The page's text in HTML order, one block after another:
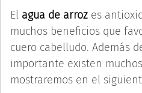
El agua de arroz es
muchos beneficios que
cuero cabelludo. Además
importante existen
mostraremos en el